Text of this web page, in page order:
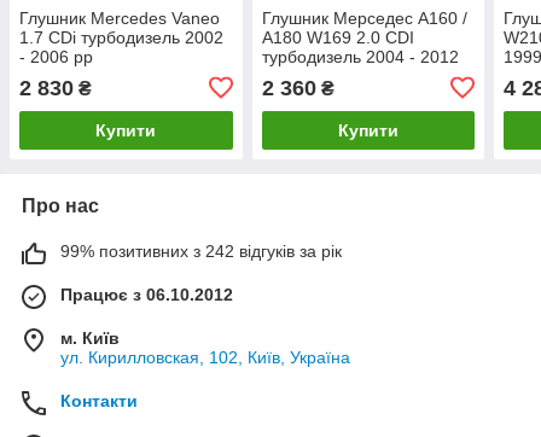
Глушник Mercedes Vaneo
1.7 CDi турбодизель 2002
- 2006 рр
2 830 ₴
Купити
Глушник Мерседес А160 /
А180 W169 2.0 CDI
турбодизель 2004 - 2012
2 360₴
Купити
4
Про нас
99% позитивних з 242 відгуків за рік
Працює з 06.10.2012
м. Київ
ул. Кирилловская, 102, Київ, Україна
Контакти